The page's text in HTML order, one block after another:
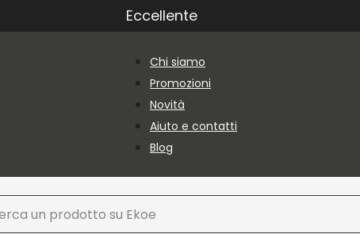
Eccellente
Chi siamo
Promozioni
Novità
Aiuto e contatti
Blog